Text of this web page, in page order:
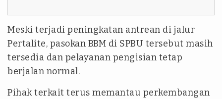
Meski terjadi peningkatan antrean di jalur
Pertalite, pasokan BBM di SPBU tersebut masih
tersedia dan pelayanan pengisian tetap
berjalan normal.
Pihak terkait terus memantau perkembangan